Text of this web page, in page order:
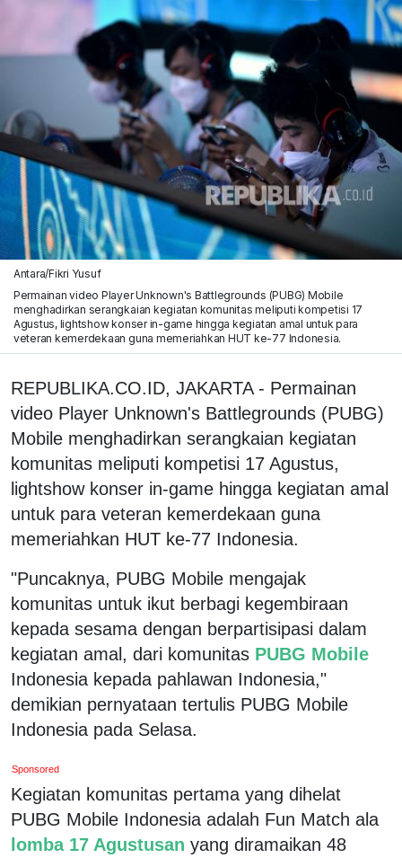
Antara/Fikri Yusuf
Permainan video Player Unknown's Battlegrounds (PUBG) Mobile
menghadirkan serangkaian kegiatan komunitas meliputi kompetisi 17
Agustus, lightshow konser in-game hingga kegiatan amal untuk para
veteran kemerdekaan guna memeriahkan HUT ke-77 Indonesia.
REPUBLIKA.CO.ID, JAKARTA - Permainan
video Player Unknown's Battlegrounds (PUBG)
Mobile menghadirkan serangkaian kegiatan
komunitas meliputi kompetisi 17 Agustus,
lightshow konser in-game hingga kegiatan amal
untuk para veteran kemerdekaan guna
memeriahkan HUT ke-77 Indonesia.
"Puncaknya, PUBG Mobile mengajak
komunitas untuk ikut berbagi kegembiraan
kepada sesama dengan berpartisipasi dalam
kegiatan amal, dari komunitas PUBG Mobile
Indonesia kepada pahlawan Indonesia,"
demikian pernyataan tertulis PUBG Mobile
Indonesia pada Selasa.
Sponsored
Kegiatan komunitas pertama yang dihelat
PUBG Mobile Indonesia adalah Fun Match ala
lomba 17 Agustusan yang diramaikan 48